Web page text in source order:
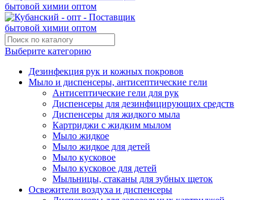
Выберите категорию
Дезинфекция рук и кожных покровов
Мыло и диспенсеры, антисептические гели
Антисептические гели для рук
Диспенсеры для дезинфицирующих средств
Диспенсеры для жидкого мыла
Картриджи с жидким мылом
Мыло жидкое
Мыло жидкое для детей
Мыло кусковое
Мыло кусковое для детей
Мыльницы, стаканы для зубных щеток
Освежители воздуха и диспенсеры